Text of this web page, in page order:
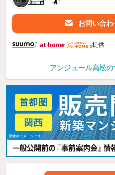
お問い合わ
提供
アンジュール高松